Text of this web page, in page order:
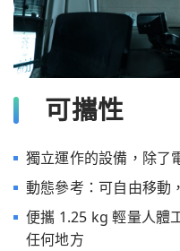
可攜性
獨立運作的設備，除了
動態參考：可自由移動
便攜 1.25 kg 輕量人體
任何地方